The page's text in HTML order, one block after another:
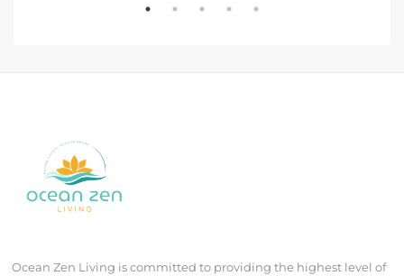
Ocean Zen Living is committed to providing the highest level of